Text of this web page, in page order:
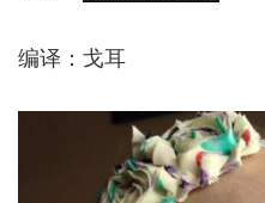
编译：戈耳